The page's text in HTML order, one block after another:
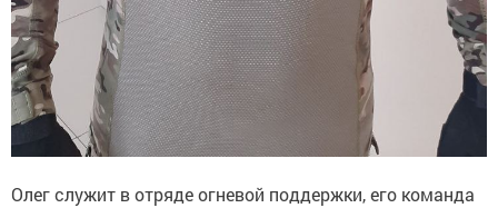
Олег служит в отряде огневой поддержки, его команда